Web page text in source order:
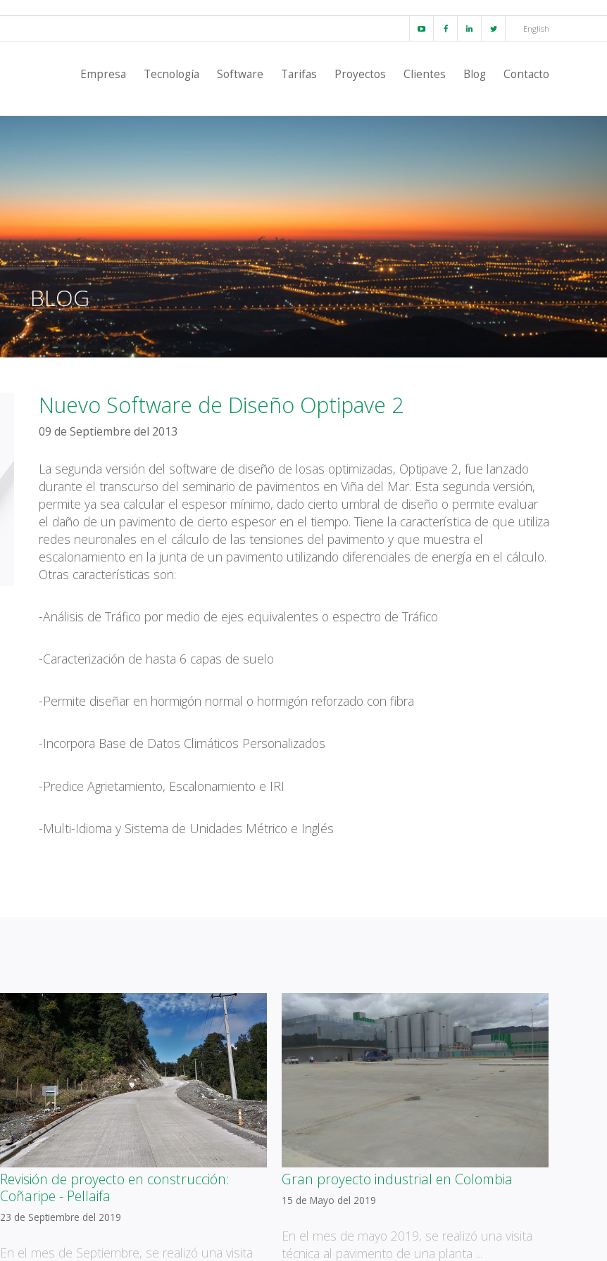
English
Empresa Tecnología Software Tarifas Proyectos Clientes Blog Contacto
Empresa
Proyectos
Clientes
Noticias
Contacto
English
BLOG
Nuevo Software de Diseño Optipave 2
09 de Septiembre del 2013
La segunda versión del software de diseño de losas optimizadas, Optipave 2, fue lanzado
durante el transcurso del seminario de pavimentos en Viña del Mar. Esta segunda versión,
permite ya sea calcular el espesor mínimo, dado cierto umbral de diseño o permite evaluar
el daño de un pavimento de cierto espesor en el tiempo. Tiene la característica de que utiliza
redes neuronales en el cálculo de las tensiones del pavimento y que muestra el
escalonamiento en la junta de un pavimento utilizando diferenciales de energía en el cálculo.
Otras características son:
-Análisis de Tráfico por medio de ejes equivalentes o espectro de Tráfico
-Caracterización de hasta 6 capas de suelo
-Permite diseñar en hormigón normal o hormigón reforzado con fibra
-Incorpora Base de Datos Climáticos Personalizados
-Predice Agrietamiento, Escalonamiento e IRI
-Multi-Idioma y Sistema de Unidades Métrico e Inglés
Revisión de proyecto en construcción:
Coñaripe - Pellaifa
23 de Septiembre del 2019
En el mes de Septiembre, se realizó una visita
Gran proyecto industrial en Colombia
15 de Mayo del 2019
En el mes de mayo 2019, se realizó una visita
técnica al pavimento de una planta ...